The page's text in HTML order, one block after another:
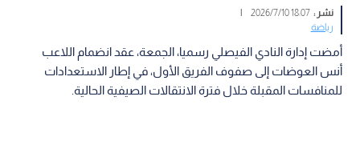
نشر :18:07 2026/7/10
رياضة
أمضت إدارة النادي الفيصلي رسميا، الجمعة، عقد انضمام اللاعب
أنس العوضات إلى صفوف الفريق الأول، في إطار الاستعدادات
للمنافسات المقبلة خلال فترة الانتقالات الصيفية الحالية.